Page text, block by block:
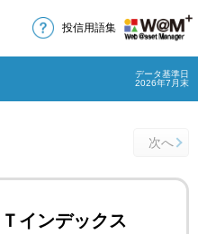
投信用語集
データ基準日
2026年7月末
次へ
インデックス